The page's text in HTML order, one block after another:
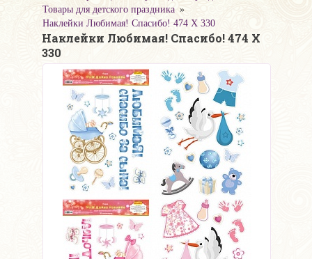
Товары для детского праздника
Наклейки Любимая! Спасибо! 474 Х 330
Наклейки Любимая! Спасибо! 474 Х
330